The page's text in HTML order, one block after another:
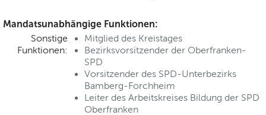
Mandatsunabhängige Funktionen:
Sonstige
Funktionen:
Mitglied des Kreistages
Bezirksvorsitzender der Oberfranken-
SPD
Vorsitzender des SPD-Unterbezirks
Bamberg-Forchheim
Leiter des Arbeitskreises Bildung der SPD
Oberfranken